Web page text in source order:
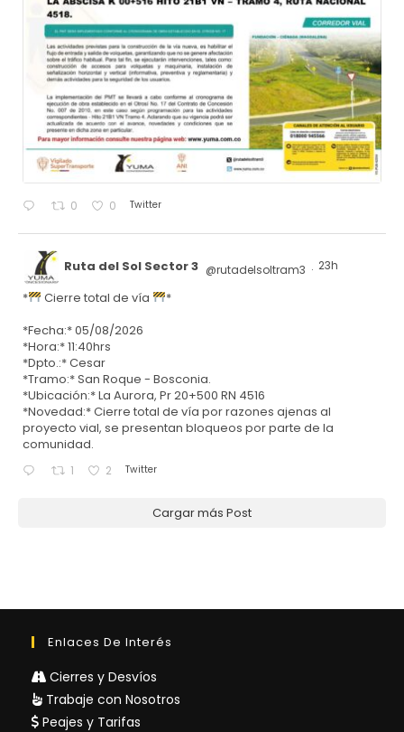
0 0 Twitter
Ruta del Sol Sector 3 @rutadelsoltram3 · 23h
* Cierre total de vía
*
*Fecha:* 05/08/2026
*Hora:* 11:40hrs
*Dpto.:* Cesar
*Tramo:* San Roque - Bosconia.
*Ubicación:* La Aurora, Pr 20+500 RN 4516
*Novedad:* Cierre total de vía por razones ajenas al
proyecto vial, se presentan bloqueos por parte de la
comunidad.
1 2 Twitter
Cargar más Post
Enlaces De Interés
Cierres y Desvíos
Trabaje con Nosotros
Peajes y Tarifas